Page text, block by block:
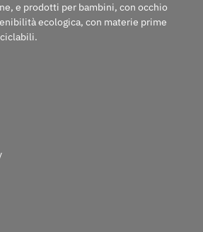
e prodotti per bambini, con occhio
ecologica, con materie prime